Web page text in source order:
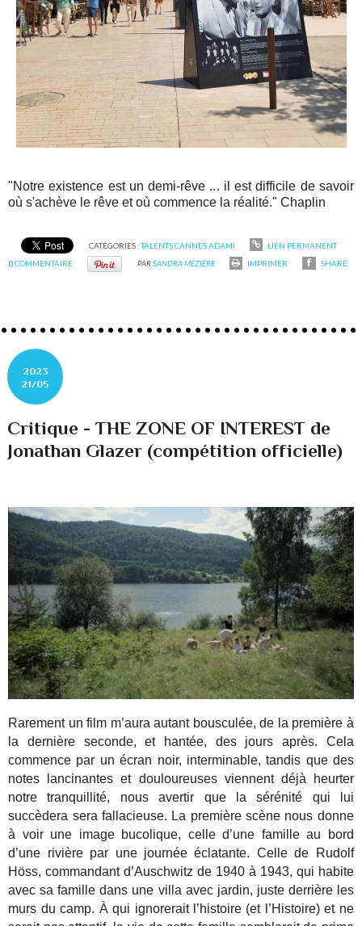
"Notre existence est un demi-rêve ... il est difficile de savoir
où s'achève le rêve et où commence la réalité." Chaplin
CATÉGORIES :TALENTS CANNES ADAMI
LIEN PERMANENT
0COMMENTAIRE PARSANDRA MÉZIÈRE IMPRIMER SHARE
2023
21/05
Critique - THE ZONE OF INTEREST de
Jonathan Glazer (compétition officielle)
Rarement un film m’aura autant bousculée, de la première à
la dernière seconde, et hantée, des jours après. Cela
commence par un écran noir, interminable, tandis que des
notes lancinantes et douloureuses viennent déjà heurter
notre tranquillité, nous avertir que la sérénité qui lui
succèdera sera fallacieuse. La première scène nous donne
à voir une image bucolique, celle d’une famille au bord
d’une rivière par une journée éclatante. Celle de Rudolf
Höss, commandant d’Auschwitz de 1940 à 1943, qui habite
avec sa famille dans une villa avec jardin, juste derrière les
murs du camp. À qui ignorerait l’histoire (et l’Histoire) et ne